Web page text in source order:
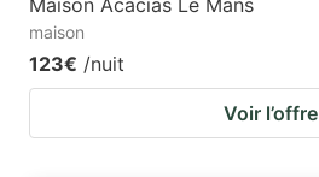
Maison Acacias Le Mans
maison
123€ /nuit
Voir l’offre